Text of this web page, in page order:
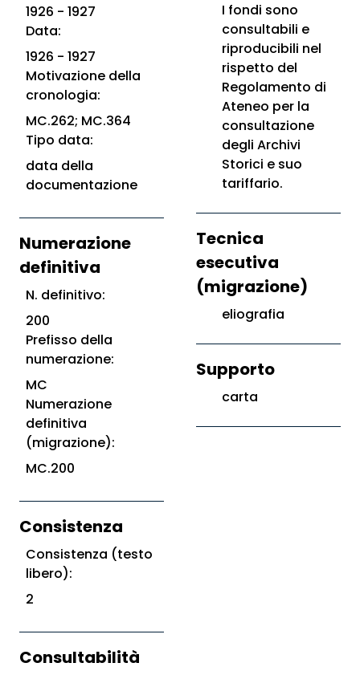
1926 - 1927
Data:
1926 - 1927
Motivazione della
cronologia:
MC.262; MC.364
Tipo data:
data della
documentazione
Numerazione
definitiva
N. definitivo:
200
Prefisso della
numerazione:
MC
Numerazione
definitiva
(migrazione):
MC.200
Consistenza
Consistenza (testo
libero):
2
Consultabilità
I fondi sono
consultabili e
riproducibili nel
rispetto del
Regolamento di
Ateneo per la
consultazione
degli Archivi
Storici e suo
tariffario.
Tecnica
esecutiva
(migrazione)
eliografia
Supporto
carta